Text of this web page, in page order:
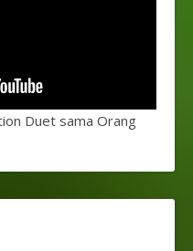
Duet sama Orang